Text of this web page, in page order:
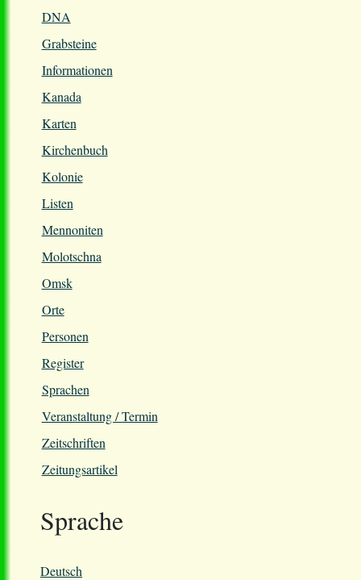
DNA
Grabsteine
Informationen
Kanada
Karten
Kirchenbuch
Kolonie
Listen
Mennoniten
Molotschna
Omsk
Orte
Personen
Register
Sprachen
Veranstaltung / Termin
Zeitschriften
Zeitungsartikel
Sprache
Deutsch